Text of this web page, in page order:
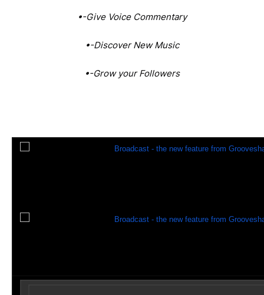
•-Give Voice Commentary
•-Discover New Music
•-Grow your Followers